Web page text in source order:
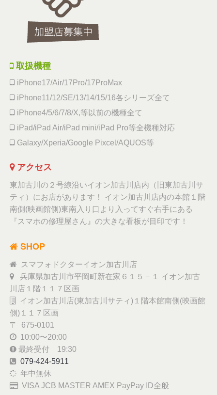
取扱機種
iPhone17/Air/17Pro/17ProMax
iPhone11/12/SE/13/14/15/16各シリーズ全て
iPhone4/5/6/7/8/X,等以前の機種全て
iPad/iPad Air/iPad mini/iPad Pro等全機種対応
Galaxy/Xperia/Google Pixcel/AQUOS等
アクセス
東加古川の２号線沿いイオン加古川店内（旧東加古川サ
ティ）にお店があります！ イオン加古川店内の本館１階
南側(映画館側)東南入り口より入ってすぐ右手にある
『スマホの修理屋さん』の大きな看板が目印です！
SHOP
スマフォドクターイオン加古川店
兵庫県加古川市平岡町新在家６１５－１ イオン加古
川店１階１１７区画
イオン加古川店(東加古川サティ)１階本館南側(映画館
側)１１７区画
〒 675-0101
10:00〜20:00
最終受付 19:30
079-424-5911
年中無休
VISA JCB MASTER AMEX PayPay ID全般